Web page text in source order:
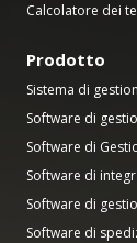
Calcolatore dei
Prodotto
Sistema di
Software di
Software di
Software di
Software di
Software di